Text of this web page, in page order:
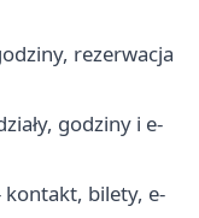
rezerwacja
godziny i e-
kontakt, bilety, e-